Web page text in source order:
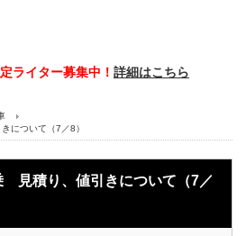
ライター募集中！ 詳細はこちら
について（7／8）
見積り、値引きについて（7／